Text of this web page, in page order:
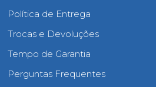
Política de Entrega
Trocas e Devoluções
Tempo de Garantia
Perguntas Frequentes